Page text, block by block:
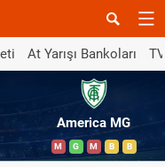
At Yarışı Bankoları
America MG
M G M B B